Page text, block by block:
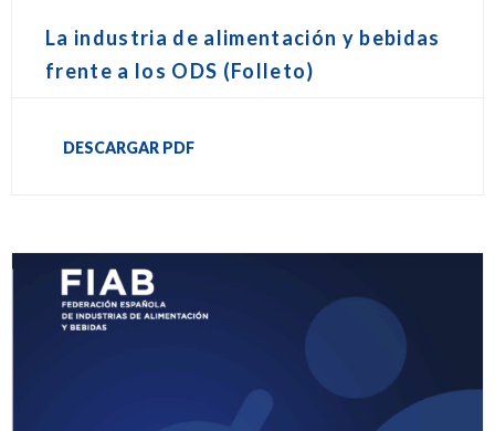
La industria de alimentación y bebidas
frente a los ODS (Folleto)
DESCARGAR PDF